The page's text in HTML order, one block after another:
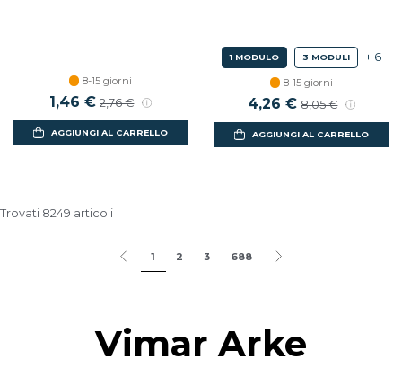
8-15 giorni
Prezzo scontato
1,46 € Prezzo di listino
2,76 €
AGGIUNGI AL CARRELLO
1 MODULO 3 MODULI + 6
8-15 giorni
Prezzo scontato
4,26 € Prezzo di listino
8,05 €
AGGIUNGI AL CARRELLO
Trovati 8249 articoli
1 2 3 688
Vimar Arke